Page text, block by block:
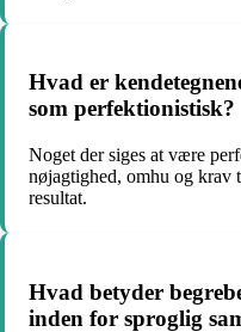
Hvad er
som perfektionistisk?
Noget der siges at være
nøjagtighed, omhu og krav
resultat.
Hvad betyder
inden for sproglig